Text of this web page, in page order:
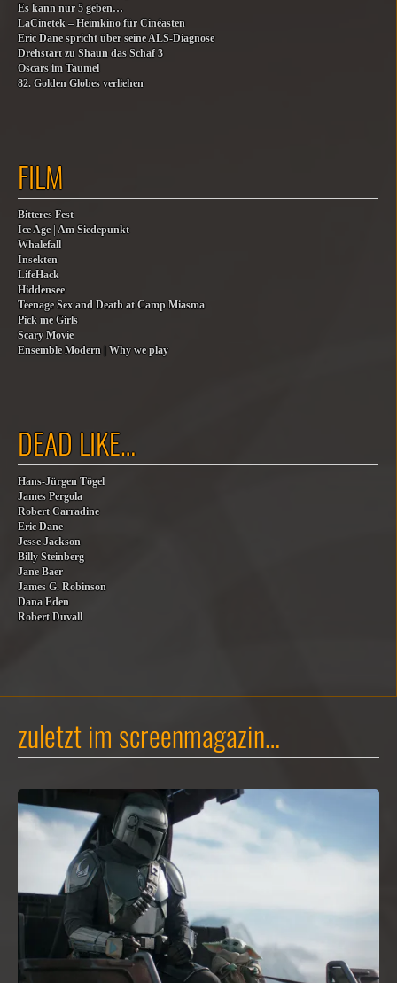
Es kann nur 5 geben…
LaCinetek – Heimkino für Cinéasten
Eric Dane spricht über seine ALS-Diagnose
Drehstart zu Shaun das Schaf 3
Oscars im Taumel
82. Golden Globes verliehen
FILM
Bitteres Fest
Ice Age | Am Siedepunkt
Whalefall
Insekten
LifeHack
Hiddensee
Teenage Sex and Death at Camp Miasma
Pick me Girls
Scary Movie
Ensemble Modern | Why we play
DEAD LIKE…
Hans-Jürgen Tögel
James Pergola
Robert Carradine
Eric Dane
Jesse Jackson
Billy Steinberg
Jane Baer
James G. Robinson
Dana Eden
Robert Duvall
zuletzt im screenmagazin…